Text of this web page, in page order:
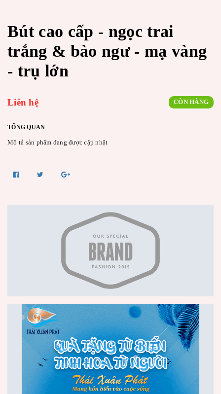
Bút cao cấp - ngọc trai
trắng & bào ngư - mạ vàng
- trụ lớn
Liên hệ CÒN HÀNG
TỔNG QUAN
Mô tả sản phẩm đang được cập nhật